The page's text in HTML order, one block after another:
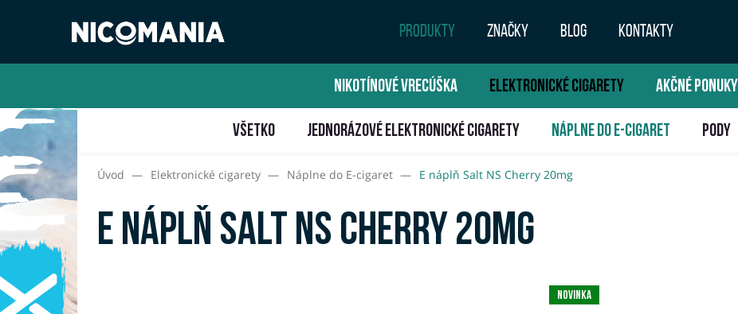
PRODUKTY ZNAČKY BLOG KONTAKTY
NIKOTÍNOVÉ VRECÚŠKA ELEKTRONICKÉ CIGARETY AKČNÉ PONUKY
VŠETKO JEDNORÁZOVÉ ELEKTRONICKÉ CIGARETY NÁPLNE DO E-CIGARET PODY
Úvod — Elektronické cigarety — Náplne do E-cigaret — E náplň Salt NS Cherry 20mg
E náplň Salt NS Cherry 20mg
Novinka